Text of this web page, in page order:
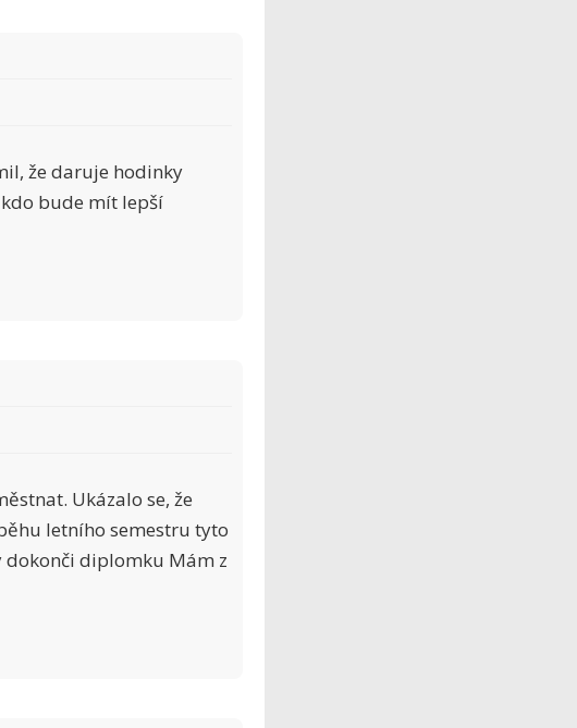
že daruje hodinky
bude mít lepší
Ukázalo se, že
letního semestru tyto
dokonči diplomku Mám z